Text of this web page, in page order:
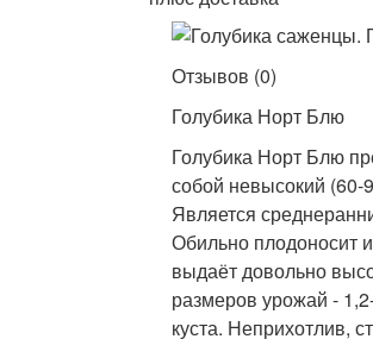
Отзывов (0)
Голубика Норт Блю
Голубика Норт Блю
собой невысокий (60-
Является
Обильно плодоносит
выдаёт довольно
размеров урожай -
куста. Неприхотлив,